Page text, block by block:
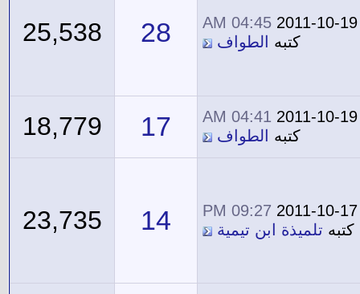
2011-10-19
04:45 AM
كتبه
الطواف 28
25,538
2011-10-19
04:41 AM
كتبه
الطواف 17
18,779
2011-10-17
09:27 PM
كتبه تلميذة ابن تيمية 14
23,735